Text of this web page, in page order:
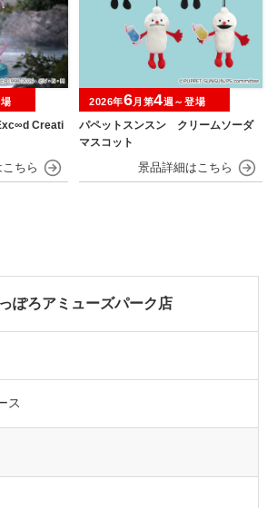
Creati
パペットスンスン クリームソーダ
マスコット
2026年6月第4週～登場
ぽろアミューズパーク店
ス